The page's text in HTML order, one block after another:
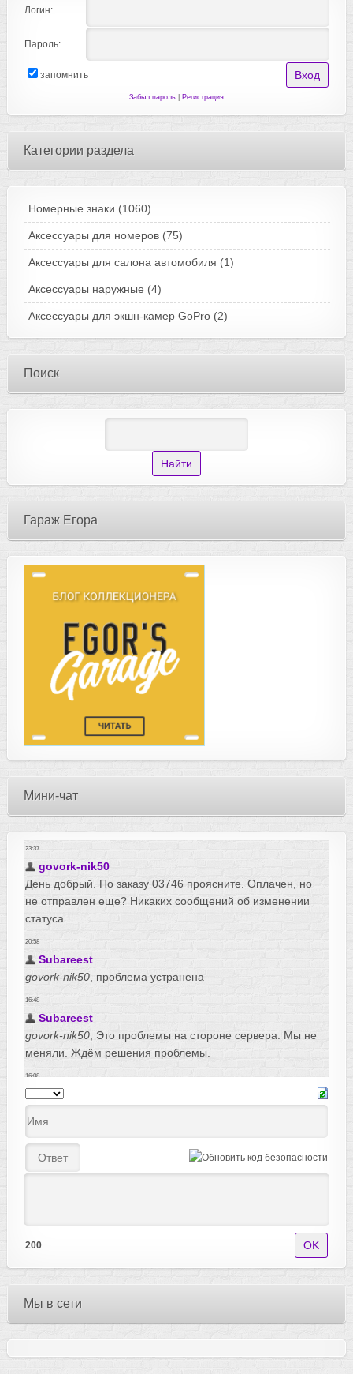
Логин:
Пароль:
запомнить
Забыл пароль| Регистрация
Категории раздела
Номерные знаки (1060)
Аксессуары для номеров (75)
Аксессуары для салона автомобиля (1)
Аксессуары наружные (4)
Аксессуары для экшн-камер GoPro (2)
Поиск
Гараж Егора
Мини-чат
200
Мы в сети